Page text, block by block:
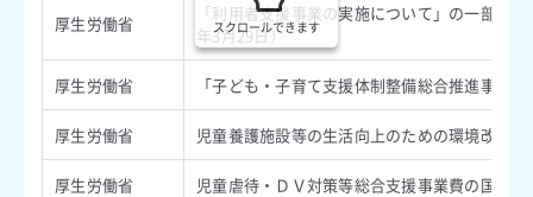
厚生労働省
「利用者支援事業の実施について」の一部改
年3月29日）
厚生労働省 「子ども・子育て支援体制整備総合推進事業
厚生労働省 児童養護施設等の生活向上のための環境改善
厚生労働省 児童虐待・ＤＶ対策等総合支援事業費の国庫
スクロールできます